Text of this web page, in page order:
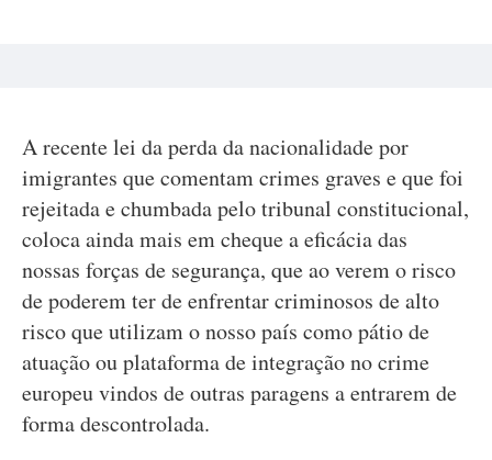
A recente lei da perda da nacionalidade por
imigrantes que comentam crimes graves e que foi
rejeitada e chumbada pelo tribunal constitucional,
coloca ainda mais em cheque a eficácia das
nossas forças de segurança, que ao verem o risco
de poderem ter de enfrentar criminosos de alto
risco que utilizam o nosso país como pátio de
atuação ou plataforma de integração no crime
europeu vindos de outras paragens a entrarem de
forma descontrolada.